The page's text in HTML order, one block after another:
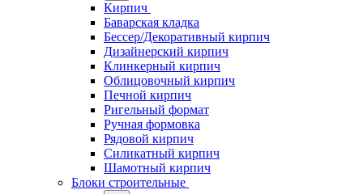
Кирпич
Баварская кладка
Бессер/Декоративный кирпич
Дизайнерский кирпич
Клинкерный кирпич
Облицовочный кирпич
Печной кирпич
Ригельный формат
Ручная формовка
Рядовой кирпич
Силикатный кирпич
Шамотный кирпич
Блоки строительные